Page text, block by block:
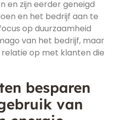
en zijn eerder geneigd
en het bedrijf aan te
op duurzaamheid
van het bedrijf, maar
op met klanten die
besparen
van